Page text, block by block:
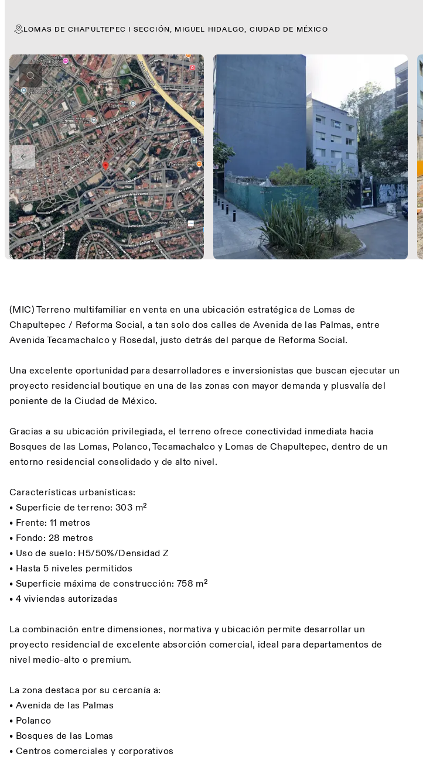
LOMAS DE CHAPULTEPEC I SECCIÓN, MIGUEL HIDALGO, CIUDAD DE MÉXICO
PREVIOUS SLIDE
(MIC) Terreno multifamiliar en venta en una ubicación estratégica de Lomas de
Chapultepec / Reforma Social, a tan solo dos calles de Avenida de las Palmas, entre
Avenida Tecamachalco y Rosedal, justo detrás del parque de Reforma Social.
Una excelente oportunidad para desarrolladores e inversionistas que buscan ejecutar un
proyecto residencial boutique en una de las zonas con mayor demanda y plusvalía del
poniente de la Ciudad de México.
Gracias a su ubicación privilegiada, el terreno ofrece conectividad inmediata hacia
Bosques de las Lomas, Polanco, Tecamachalco y Lomas de Chapultepec, dentro de un
entorno residencial consolidado y de alto nivel.
Características urbanísticas:
• Superficie de terreno: 303 m²
• Frente: 11 metros
• Fondo: 28 metros
• Uso de suelo: H5/50%/Densidad Z
• Hasta 5 niveles permitidos
• Superficie máxima de construcción: 758 m²
• 4 viviendas autorizadas
La combinación entre dimensiones, normativa y ubicación permite desarrollar un
proyecto residencial de excelente absorción comercial, ideal para departamentos de
nivel medio-alto o premium.
La zona destaca por su cercanía a:
• Avenida de las Palmas
• Polanco
• Bosques de las Lomas
• Centros comerciales y corporativos